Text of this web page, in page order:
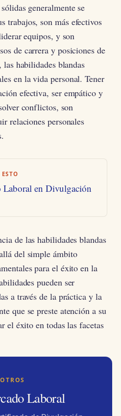
generalmente se
trabajos, son más efectivos
equipos, y son
de carrera y posiciones de
habilidades blandas
en la vida personal. Tener
efectiva, ser empático y
conflictos, son
relaciones personales
Laboral en Divulgación
de las habilidades blandas
del simple ámbito
para el éxito en la
pueden ser
a través de la práctica y la
que se preste atención a su
el éxito en todas las facetas
Laboral